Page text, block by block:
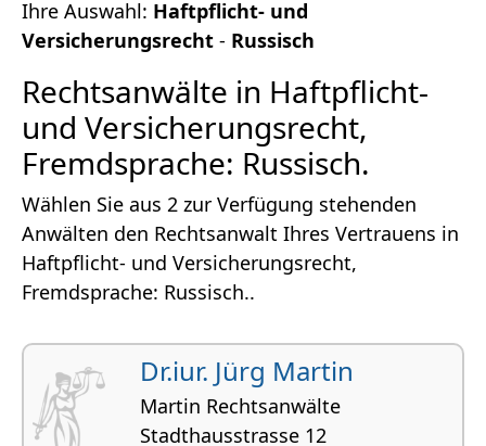
Ihre Auswahl: Haftpflicht- und
Versicherungsrecht - Russisch
Rechtsanwälte in Haftpflicht-
und Versicherungsrecht,
Fremdsprache: Russisch.
Wählen Sie aus 2 zur Verfügung stehenden
Anwälten den Rechtsanwalt Ihres Vertrauens in
Haftpflicht- und Versicherungsrecht,
Fremdsprache: Russisch..
Dr.iur. Jürg Martin
Martin Rechtsanwälte
Stadthausstrasse 12